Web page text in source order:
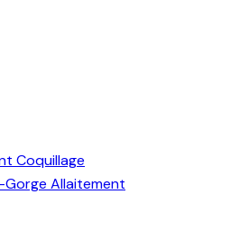
Coquillage
Allaitement